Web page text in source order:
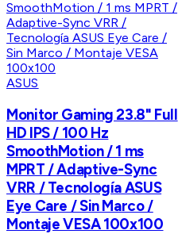
ASUS
Monitor Gaming 23.8" Full
HD IPS / 100 Hz
SmoothMotion / 1 ms
MPRT / Adaptive-Sync
VRR / Tecnología ASUS
Eye Care / Sin Marco /
Montaje VESA 100x100